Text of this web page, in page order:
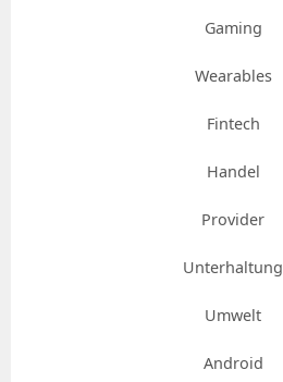
Gaming
Wearables
Fintech
Handel
Provider
Unterhaltung
Umwelt
Android